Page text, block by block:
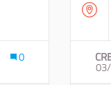
CENTRO STORICO DI
0